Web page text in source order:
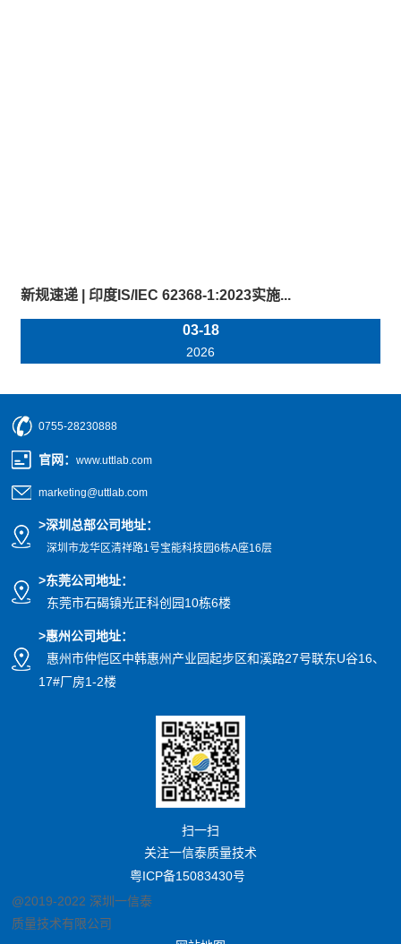
新规速递 | 印度IS/IEC 62368-1:2023实施...
03-18
2026
0755-28230888
官网 ：www.uttlab.com
marketing@uttlab.com
>深圳总部公司地址：
深圳市龙华区清祥路1号宝能科技园6栋A座16层
>东莞公司地址：
东莞市石碣镇光正科创园10栋6楼
>惠州公司地址：
惠州市仲恺区中韩惠州产业园起步区和溪路27号联东U谷16、
17#厂房1-2楼
扫一扫
关注一信泰质量技术
粤ICP备15083430号
@2019-2022 深圳一信泰
质量技术有限公司